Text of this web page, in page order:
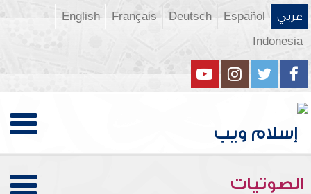
عربي Español
Deutsch
Français
English
Indonesia
الصوتيات